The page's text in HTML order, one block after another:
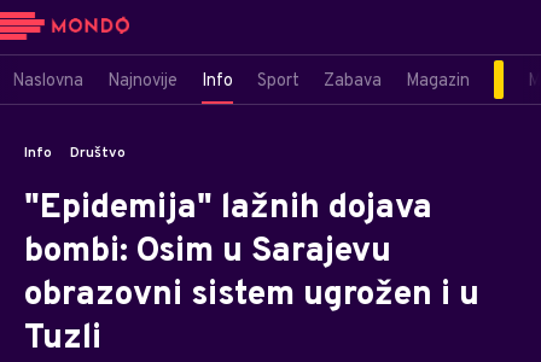
Naslovna Najnovije Info Sport Zabava Magazin
Info Društvo
"Epidemija" lažnih dojava
bombi: Osim u Sarajevu
obrazovni sistem ugrožen i u
Tuzli